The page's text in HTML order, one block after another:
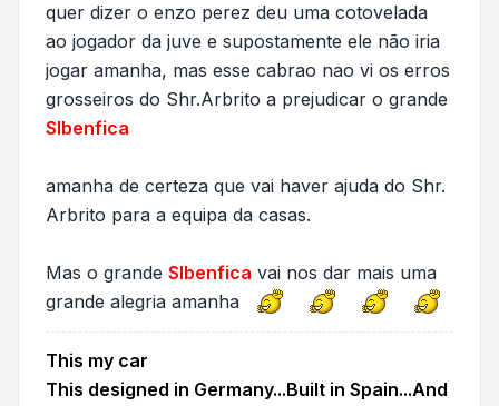
quer dizer o enzo perez deu uma cotovelada
ao jogador da juve e supostamente ele não iria
jogar amanha, mas esse cabrao nao vi os erros
grosseiros do Shr.Arbrito a prejudicar o grande
Slbenfica
amanha de certeza que vai haver ajuda do Shr.
Arbrito para a equipa da casas.
Mas o grande Slbenfica vai nos dar mais uma
grande alegria amanha
This my car
This designed in Germany...Built in Spain...And